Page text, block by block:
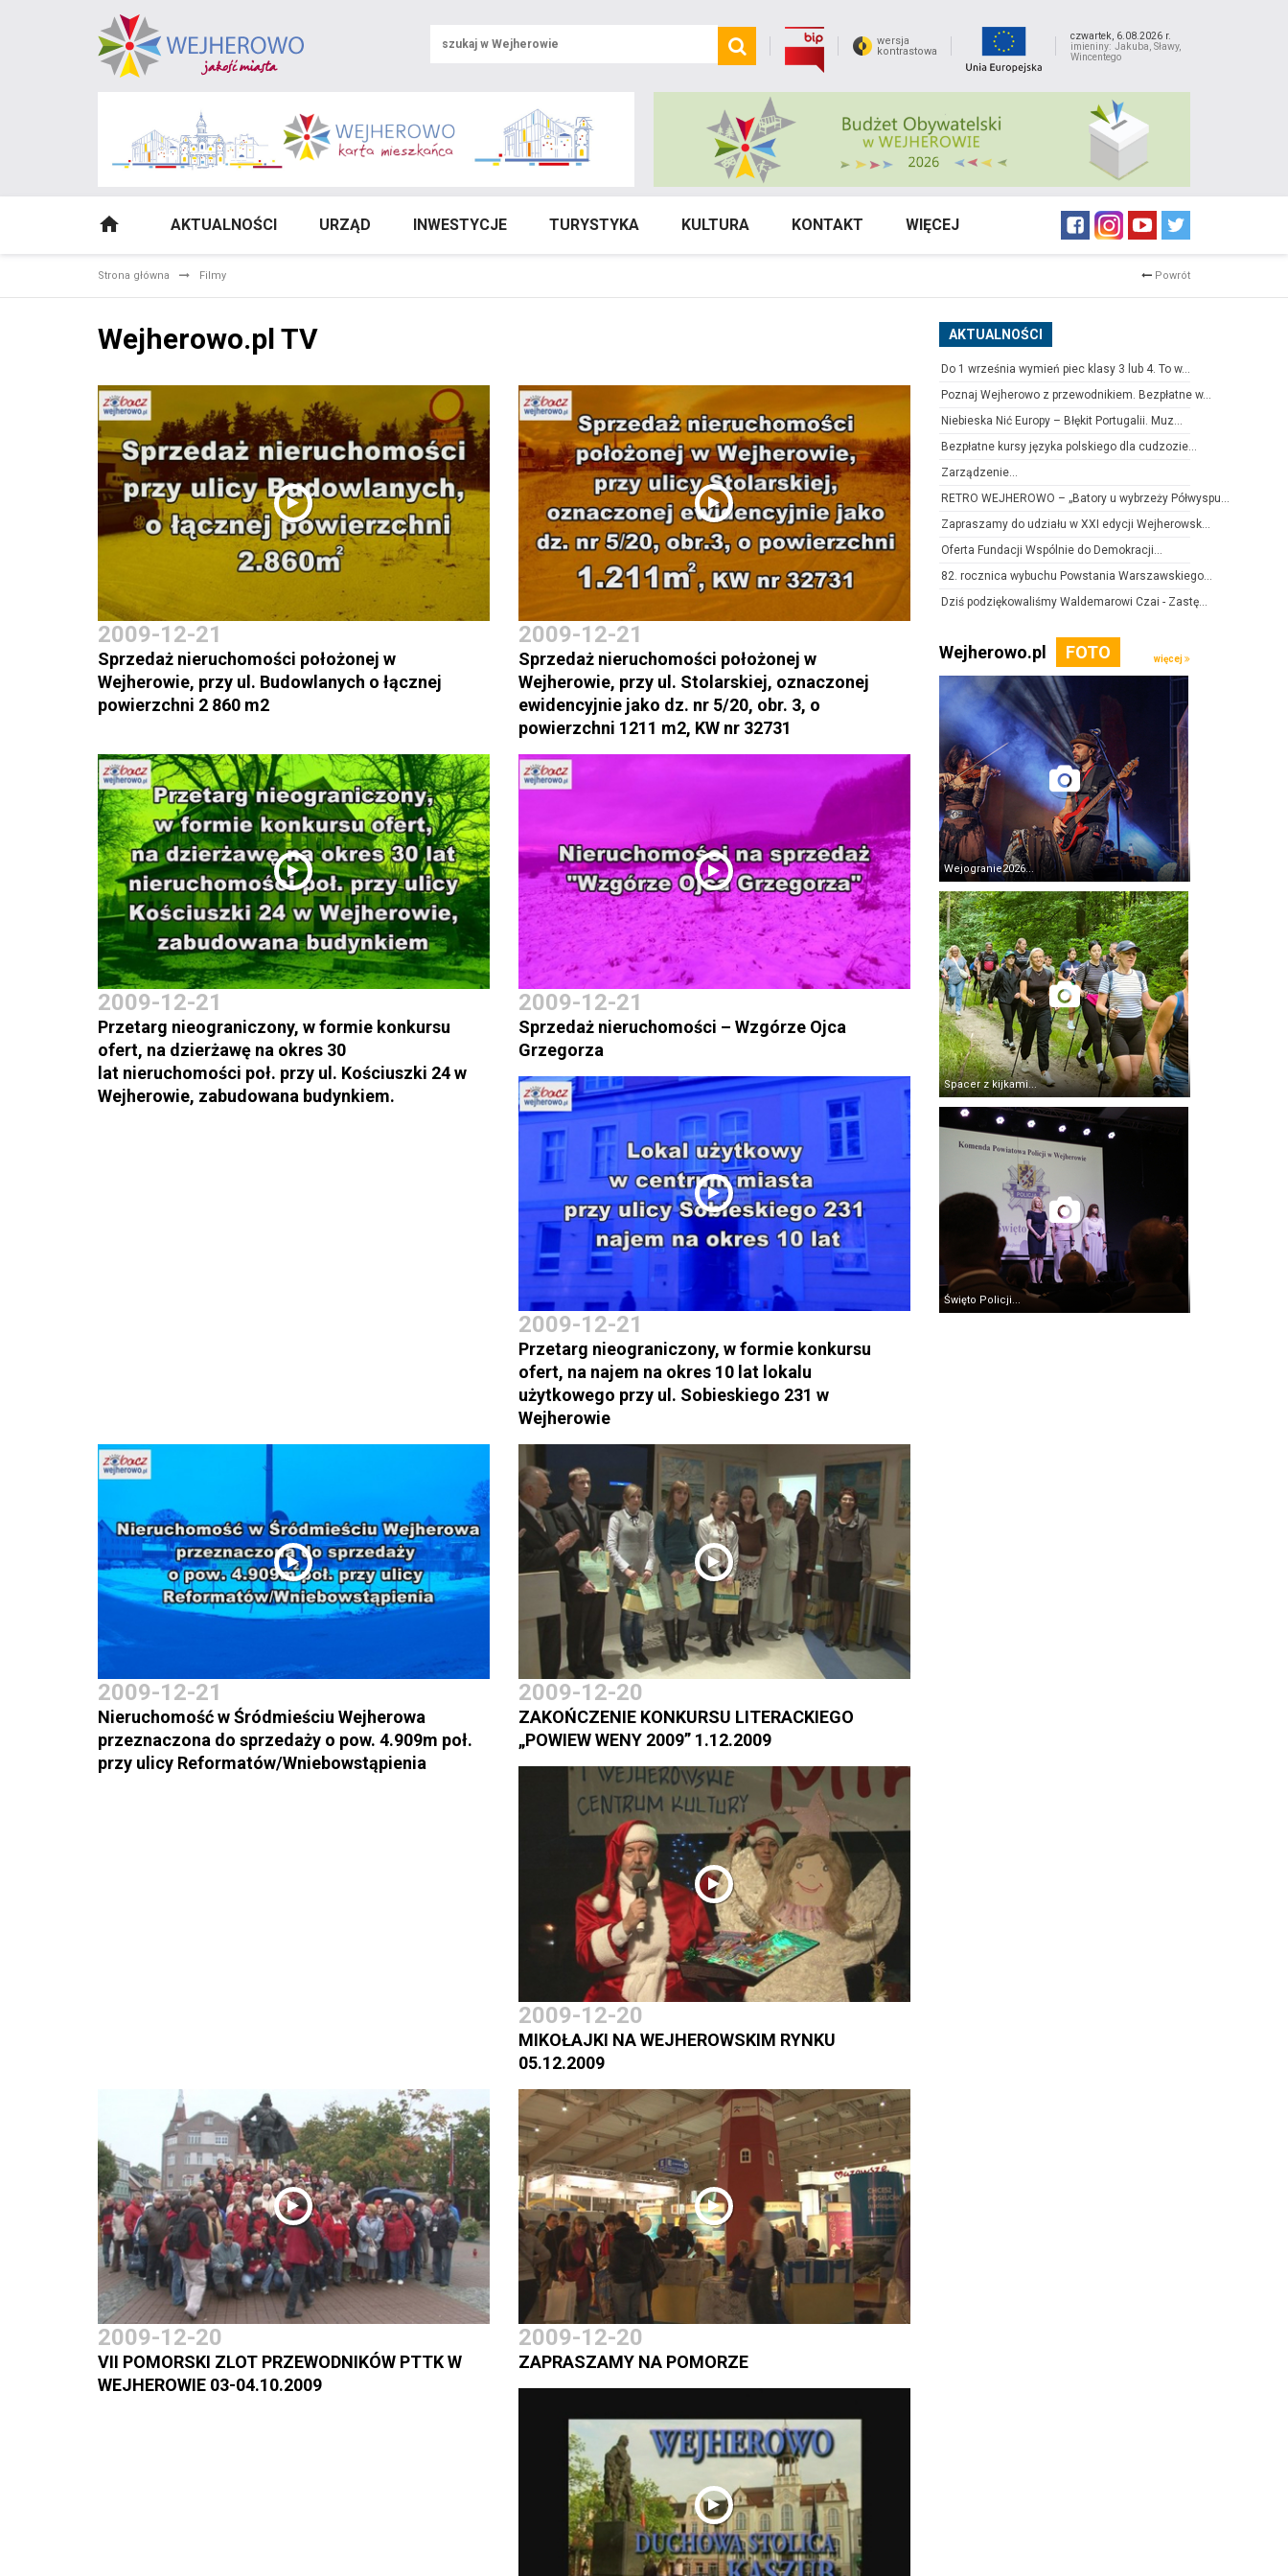
wersja
kontrastowa
czwartek, 6.08.2026 r.
imieniny: Jakuba, Sławy,
Wincentego
AKTUALNOŚCI URZĄD INWESTYCJE TURYSTYKA KULTURA KONTAKT WIĘCEJ
Strona główna Filmy Powrót
Wejherowo.pl TV
2009-12-21
Sprzedaż nieruchomości położonej w
Wejherowie, przy ul. Budowlanych o łącznej
powierzchni 2 860 m2
2009-12-21
Sprzedaż nieruchomości położonej w
Wejherowie, przy ul. Stolarskiej, oznaczonej
ewidencyjnie jako dz. nr 5/20, obr. 3, o
powierzchni 1211 m2, KW nr 32731
2009-12-21
Przetarg nieograniczony, w formie konkursu
ofert, na dzierżawę na okres 30
lat nieruchomości poł. przy ul. Kościuszki 24 w
Wejherowie, zabudowana budynkiem.
2009-12-21
Sprzedaż nieruchomości – Wzgórze Ojca
Grzegorza
2009-12-21
Przetarg nieograniczony, w formie konkursu
ofert, na najem na okres 10 lat lokalu
użytkowego przy ul. Sobieskiego 231 w
Wejherowie
2009-12-21
Nieruchomość w Śródmieściu Wejherowa
przeznaczona do sprzedaży o pow. 4.909m poł.
przy ulicy Reformatów/Wniebowstąpienia
2009-12-20
ZAKOŃCZENIE KONKURSU LITERACKIEGO
„POWIEW WENY 2009” 1.12.2009
2009-12-20
MIKOŁAJKI NA WEJHEROWSKIM RYNKU
05.12.2009
2009-12-20
VII POMORSKI ZLOT PRZEWODNIKÓW PTTK W
WEJHEROWIE 03-04.10.2009
2009-12-20
ZAPRASZAMY NA POMORZE
AKTUALNOŚCI
Do 1 września wymień piec klasy 3 lub 4. To w...
Poznaj Wejherowo z przewodnikiem. Bezpłatne w...
Niebieska Nić Europy – Błękit Portugalii. Muz...
Bezpłatne kursy języka polskiego dla cudzozie...
Zarządzenie...
RETRO WEJHEROWO – „Batory u wybrzeży Półwyspu...
Zapraszamy do udziału w XXI edycji Wejherowsk...
Oferta Fundacji Wspólnie do Demokracji...
82. rocznica wybuchu Powstania Warszawskiego...
Dziś podziękowaliśmy Waldemarowi Czai - Zastę...
Wejherowo.pl
Wejogranie2026...
Spacer z kijkami...
Święto Policji...
więcej